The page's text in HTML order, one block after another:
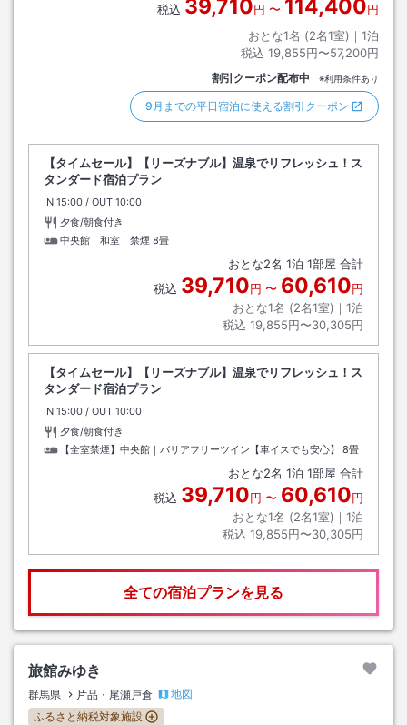
税込 39,710円 〜 114,400円
おとな1名 (2名1室)｜ 1泊
税込 19,855円〜57,200円
割引クーポン配布中 ※利用条件あり
9月までの平日宿泊に使える割引クーポン
【タイムセール】【リーズナブル】温泉でリフレッシュ！ス
タンダード宿泊プラン
IN チェックイン
15:00 / OUT チェックアウト
10:00
夕食/朝食付き
中央館 和室 禁煙 8畳
おとな2名 1泊 1部屋 合計
税込 39,710円 〜 60,610円
おとな1名 (2名1室)｜ 1泊
税込 19,855円〜30,305円
【タイムセール】【リーズナブル】温泉でリフレッシュ！ス
タンダード宿泊プラン
IN チェックイン
15:00 / OUT チェックアウト
10:00
夕食/朝食付き
【全室禁煙】中央館｜バリアフリーツイン【車イスでも安心】
8畳
おとな2名 1泊 1部屋 合計
税込 39,710円 〜 60,610円
おとな1名 (2名1室)｜ 1泊
税込 19,855円〜30,305円
全ての宿泊プランを見る
旅館みゆき
群馬県 片品・尾瀬戸倉
地図
ふるさと納税対象施設